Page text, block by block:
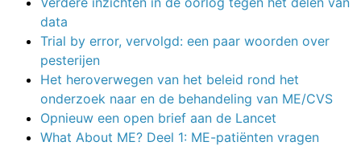
data
Trial by error, vervolgd: een paar woorden over
pesterijen
Het heroverwegen van het beleid rond het
onderzoek naar en de behandeling van ME/CVS
Opnieuw een open brief aan de Lancet
What About ME? Deel 1: ME-patiënten vragen